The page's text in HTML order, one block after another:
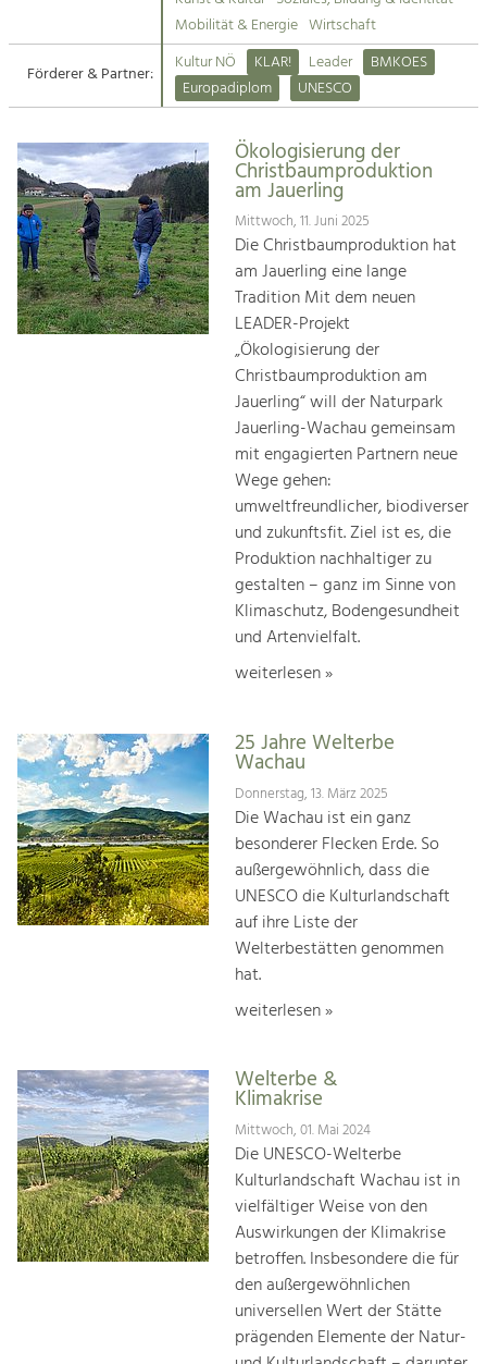
Suche
Impressum
Kontakt
Tourismus
Angebotsentwicklung und
Kunst & Kultur
Handwerk, Wissenschaft und Forschung.
Soziales, Bildung &
Identität
Gleichberechtigung, Jugend und
Integration
Mobilität & Energie
Klimawandel, öffentlicher Verkehr und
Steigerung regionaler Wertschöpfung
Mobilität & Energie Wirtschaft
Förderer & Partner:
Kultur NÖ KLAR! Leader
BMKOES
Europadiplom
UNESCO
Ökologisierung der
Christbaumproduktion
am Jauerling
Mittwoch, 11. Juni 2025
Die Christbaumproduktion hat
am Jauerling eine lange
Tradition Mit dem neuen
LEADER-Projekt
„Ökologisierung der
Christbaumproduktion am
Jauerling“ will der Naturpark
Jauerling-Wachau gemeinsam
mit engagierten Partnern neue
Wege gehen:
umweltfreundlicher, biodiverser
und zukunftsfit. Ziel ist es, die
Produktion nachhaltiger zu
gestalten – ganz im Sinne von
Klimaschutz, Bodengesundheit
und Artenvielfalt.
weiterlesen »
25 Jahre Welterbe
Wachau
Donnerstag, 13. März 2025
Die Wachau ist ein ganz
besonderer Flecken Erde. So
außergewöhnlich, dass die
UNESCO die Kulturlandschaft
auf ihre Liste der
Welterbestätten genommen
hat.
weiterlesen »
Welterbe &
Klimakrise
Mittwoch, 01. Mai 2024
Die UNESCO-Welterbe
Kulturlandschaft Wachau ist in
vielfältiger Weise von den
Auswirkungen der Klimakrise
betroffen. Insbesondere die für
den außergewöhnlichen
universellen Wert der Stätte
prägenden Elemente der Natur-